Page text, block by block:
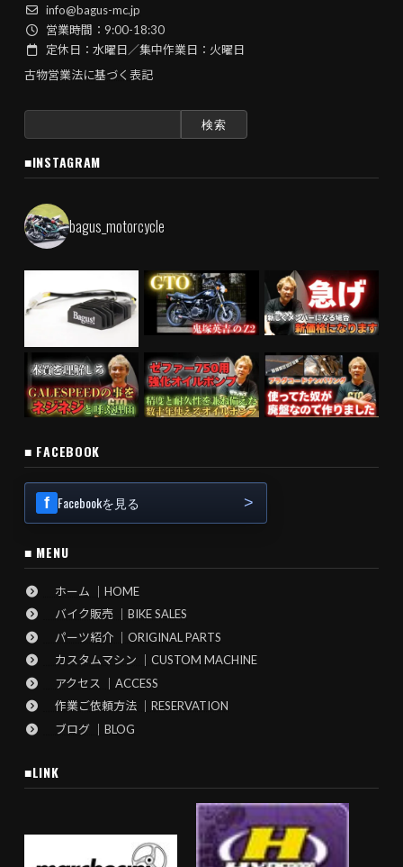
info@bagus-mc.jp
営業時間：9:00-18:30
定休日：水曜日／集中作業日：火曜日
古物営業法に基づく表記
■INSTAGRAM
bagus_motorcycle
■ FACEBOOK
Facebookを見る
■ MENU
ホーム ｜HOME
バイク販売 ｜BIKE SALES
パーツ紹介 ｜ORIGINAL PARTS
カスタムマシン ｜CUSTOM MACHINE
アクセス ｜ACCESS
作業ご依頼方法 ｜RESERVATION
ブログ ｜BLOG
■LINK